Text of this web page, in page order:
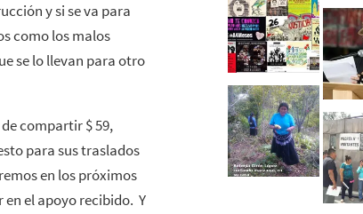
y si se va para
como los malos
se lo llevan para otro
compartir $ 59,
para sus traslados
en los próximos
en el apoyo recibido. Y